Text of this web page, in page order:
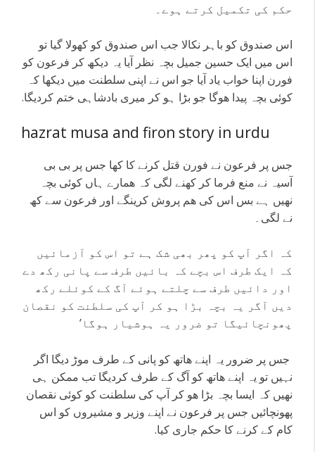
حکم کی تکمیل کرتے ہوے۔
اس صندوق کو باہر نکالا جب اس صندوق کو کھولا گیا تو
اس میں ایک حسین جمیل بچہ نظر آیا یہ دیکھ کر فرعون کو
فورن اپنا خواب یاد آیا جو اس نے اپنی سلطنت میں دیکھا کہ
کوئی بچہ پیدا ھوگا جو بڑا ہو کر میری بادشاہی ختم کردیگا.
hazrat musa and firon story in urdu
جس پر فرعون نے فورن قتل کرنے کا کھا جس پر بی بی
آسیہ نے منع فرما کر کھنے لگی کہ ھمارے ہاں کوئی بچہ
نھیں ہے بس اس کی ھم پروش کرینگے اور فرعون سے کھ
نے لگی۔
کہ اگر آپ کو پھر بھی شک ہے تو اس کو آزمائیں
کہ ایک طرف اس بچے کہ بائیں طرف سے پانی رکھ دے
اور دائیں طرف سے چلتے ہوئے آگ کے کوئلے رکھ
دیں آگر یہ بچہ بڑا ہو کر آپ کی سلطنت کو نقصان
پھونچائیگا تو ضرور یہ ہوشیار ہوگا’
جس پر ضرور یہ اپنے ھاتھ کو پانی کے طرف موڑ دیگا اگر
نہیں تو یہ اپنے ھاتھ کو آگ کے طرف کردیگا تب ممکن ہی
نھیں کہ ایسا بچہ بڑا ھو کر آپ کی سلطنت کو کوئی نقصان
پھونچائیں جس پر فرعون نے اپنے وزیر و مشیروں کو اس
کام کے کرنے کا حکم جاری کیا.